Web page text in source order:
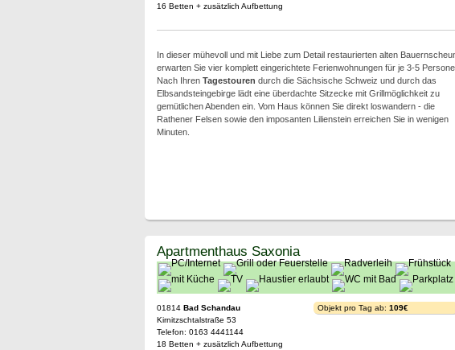
16 Betten + zusätzlich Aufbettung
In dieser mühevoll und mit Liebe zum Detail restaurierten alten
erwarten Sie vier komplett eingerichtete Ferienwohnungen für je 3-5
Nach Ihren Tagestouren durch die Sächsische Schweiz und durch das
Elbsandsteingebirge lädt eine überdachte Sitzecke mit Grillmöglichkeit zu
gemütlichen Abenden ein. Vom Haus können Sie direkt loswandern - die
Rathener Felsen sowie den imposanten Lilienstein erreichen Sie in wenigen
Minuten.
Apartmenthaus Saxonia
01814 Bad Schandau
Kirnitzschtalstraße 53
Telefon: 0163 4441144
18 Betten + zusätzlich Aufbettung
Objekt pro Tag ab: 109€